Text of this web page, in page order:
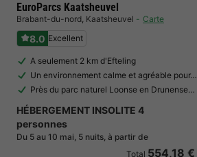
EuroParcs Kaatsheuvel
Brabant-du-nord, Kaatsheuvel Carte
8.0 Excellent
A seulement 2 km d'Efteling
Un environnement calme et agréable pour…
Près du parc naturel Loonse en Drunense…
HÉBERGEMENT INSOLITE 4
personnes
Du 5 au 10 mai, 5 nuits, à partir de
Total 554,18 €